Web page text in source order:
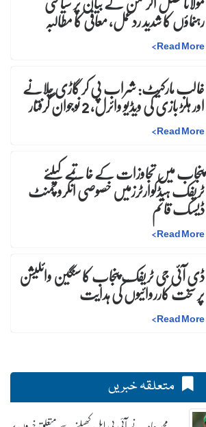
رہنماؤں کا شدید ردعمل، معافی کا مطالبہ
Read More
>
غالب مارکیٹ: شراب پی کر گاڑی چلانے
اور ہلڑ بازی کی ویڈیو وائرل، 2 نوجوان گرفتار
Read More
>
پنجاب میں تجاوزات کے خاتمے کیلئے
ٹریفک ہیڈکوارٹرزمیں خصوصی انکروچمنٹ
ڈیسک قائم
Read More
>
ڈی آئی جی ٹریفک پنجاب کا سنگین وائلیشن
پر سخت کارروائیوں کی ہدایت
Read More
>
متعلقہ خبریں